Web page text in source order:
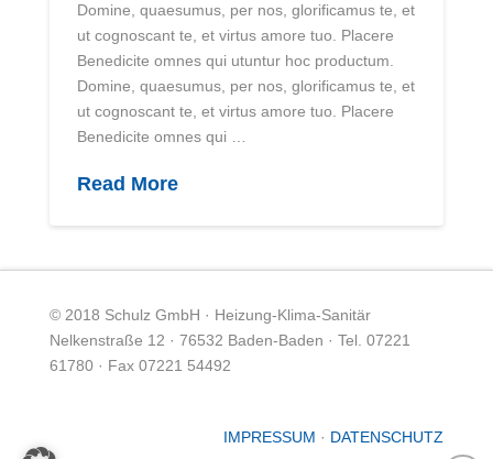
Domine, quaesumus, per nos, glorificamus te, et
ut cognoscant te, et virtus amore tuo. Placere
Benedicite omnes qui utuntur hoc productum.
Domine, quaesumus, per nos, glorificamus te, et
ut cognoscant te, et virtus amore tuo. Placere
Benedicite omnes qui …
Read More
© 2018 Schulz GmbH · Heizung-Klima-Sanitär
Nelkenstraße 12 · 76532 Baden-Baden · Tel. 07221
61780 · Fax 07221 54492
IMPRESSUM · DATENSCHUTZ